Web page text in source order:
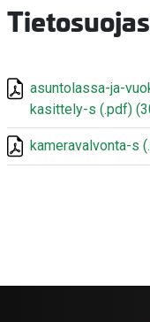
asuntolassa-ja-
kasittely-s (.pdf)
kameravalvonta-s